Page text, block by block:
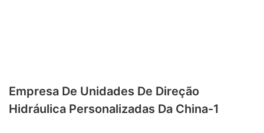
Empresa De Unidades De Direção
Hidráulica Personalizadas Da China-1